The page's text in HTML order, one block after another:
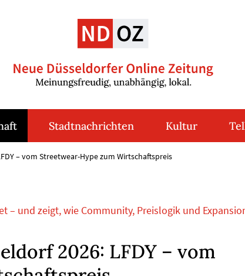
Stadtnachrichten Kultur
– vom Streetwear-Hype zum Wirtschaftspreis
– und zeigt, wie Community, Preislogik und
2026: LFDY – vom